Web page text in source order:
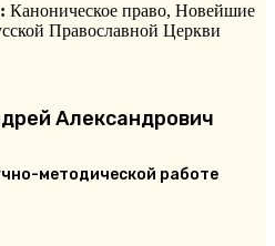
Каноническое право, Новейшие
Православной Церкви
Александрович
методической работе